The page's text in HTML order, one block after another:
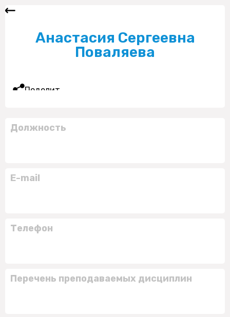
Анастасия Сергеевна
Поваляева
Поделиться
Должность
E-mail
Телефон
Перечень преподаваемых дисциплин